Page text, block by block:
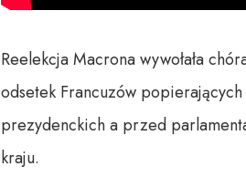
Reelekcja Macrona wywołała
odsetek Francuzów
prezydenckich a przed
kraju.